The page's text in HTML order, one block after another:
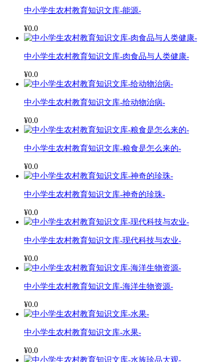
中小学生农村教育知识文库-能源-
¥0.0
中小学生农村教育知识文库-肉食品与人类健康-
¥0.0
中小学生农村教育知识文库-给动物治病-
¥0.0
中小学生农村教育知识文库-粮食是怎么来的-
¥0.0
中小学生农村教育知识文库-神奇的珍珠-
¥0.0
中小学生农村教育知识文库-现代科技与农业-
¥0.0
中小学生农村教育知识文库-海洋生物资源-
¥0.0
中小学生农村教育知识文库-水果-
¥0.0